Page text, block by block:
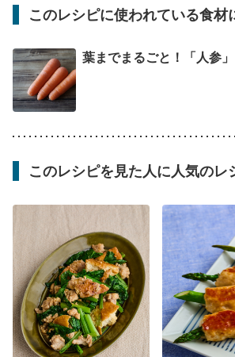
このレシピに使われている食材
葉までまるごと！「人参
このレシピを見た人に人気のレ